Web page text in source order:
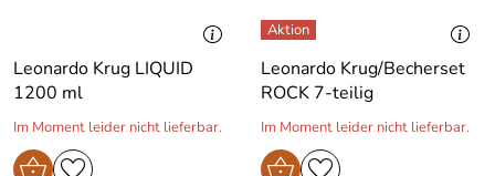
Leonardo Krug LIQUID
1200 ml
Im Moment leider nicht lieferbar.
Leonardo Krug/Becherset
ROCK 7-teilig
Im Moment leider nicht lieferbar.